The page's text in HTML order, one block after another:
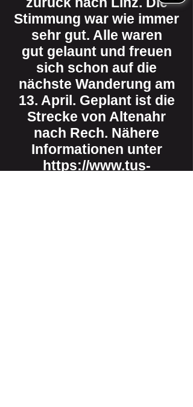
Stimmung war wie immer
sehr gut. Alle waren
gut gelaunt und freuen
sich schon auf die
nächste Wanderung am
13. April. Geplant ist die
Strecke von Altenahr
nach Rech. Nähere
Informationen unter
https://www.tus-